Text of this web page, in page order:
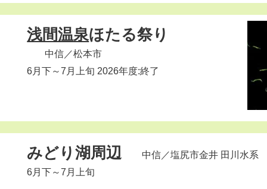
浅間温泉ほたる祭り
中信 ／松本市
6月下～7月上旬 2026年度:終了
みどり湖周辺 中信 ／塩尻市金井 田川水系
6月下～7月上旬